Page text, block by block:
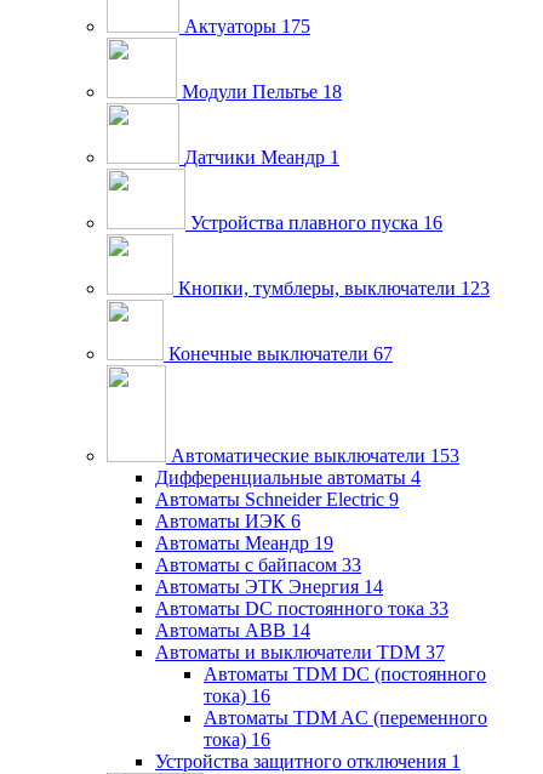
Актуаторы 175
Модули Пельтье 18
Датчики Меандр 1
Устройства плавного пуска 16
Кнопки, тумблеры, выключатели 123
Конечные выключатели 67
Автоматические выключатели 153
Дифференциальные автоматы 4
Автоматы Schneider Electric 9
Автоматы ИЭК 6
Автоматы Меандр 19
Автоматы с байпасом 33
Автоматы ЭТК Энергия 14
Автоматы DC постоянного тока 33
Автоматы ABB 14
Автоматы и выключатели TDM 37
Автоматы TDM DC (постоянного
тока) 16
Автоматы TDM AC (переменного
тока) 16
Устройства защитного отключения 1